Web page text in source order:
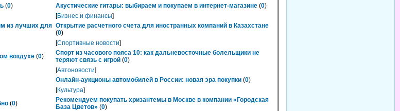
(0)
Акустические гитары: выбираем и покупаем в интернет-магазине (0)
из лучших для
[Бизнес и финансы]
Открытие расчетного счета для иностранных компаний в Казахстане
(0)
воздухе (0)
[Спортивные новости]
Спорт из часового пояса 10: как дальневосточные болельщики не
теряют связь с игрой (0)
[Автоновости]
Онлайн-аукционы автомобилей в России: новая эра покупки (0)
(0)
[Культура]
Рекомендуем покупать хризантемы в Москве в компании «Городская
База Цветов» (0)